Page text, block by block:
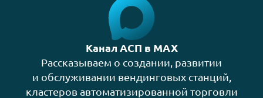
Канал АСП в MAX
Рассказываем о создании, развитии
и обслуживании вендинговых станций,
кластеров автоматизированной торговли